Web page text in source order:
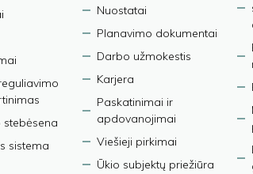
stebėsena
sistema
Nuostatai
Planavimo dokumentai
Darbo užmokestis
Karjera
Paskatinimai ir
apdovanojimai
Viešieji pirkimai
Ūkio subjektų priežiūra